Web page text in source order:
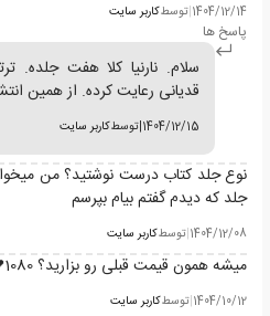
1404/12/14
|توسطکاربر سایت
پاسخ ها
سلام. نارنیا کلا هفت جلده.
قدیانی رعایت کرده. از همین
1404/12/15
|توسطکاربر سایت
نوع جلد کتاب درست نوشتید؟ من
جلد که دیدم گفتم بیام بپرسم
1404/12/08
|توسطکاربر سایت
میشه همون قیمت قبلی رو بزارید؟ 1080💔
1404/10/12
|توسطکاربر سایت